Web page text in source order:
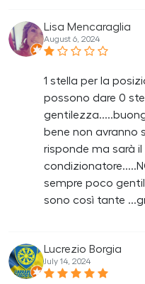
Lisa Mencaraglia
August 6, 2024
1 stella per la
possono dare 0
bene non avranno
risponde ma sarà il
sempre poco
sono così tante
Lucrezio Borgia
July 14, 2024